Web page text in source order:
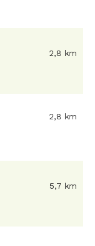
2,8 km
2,8 km
5,7 km